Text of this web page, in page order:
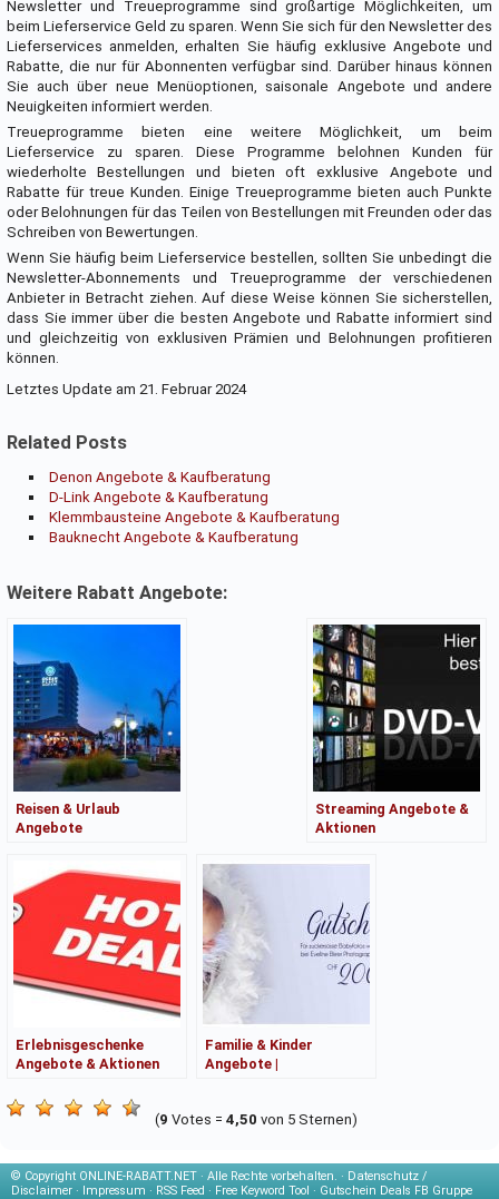
Newsletter und Treueprogramme sind großartige Möglichkeiten, um
beim Lieferservice Geld zu sparen. Wenn Sie sich für den Newsletter des
Lieferservices anmelden, erhalten Sie häufig exklusive Angebote und
Rabatte, die nur für Abonnenten verfügbar sind. Darüber hinaus können
Sie auch über neue Menüoptionen, saisonale Angebote und andere
Neuigkeiten informiert werden.
Treueprogramme bieten eine weitere Möglichkeit, um beim
Lieferservice zu sparen. Diese Programme belohnen Kunden für
wiederholte Bestellungen und bieten oft exklusive Angebote und
Rabatte für treue Kunden. Einige Treueprogramme bieten auch Punkte
oder Belohnungen für das Teilen von Bestellungen mit Freunden oder das
Schreiben von Bewertungen.
Wenn Sie häufig beim Lieferservice bestellen, sollten Sie unbedingt die
Newsletter-Abonnements und Treueprogramme der verschiedenen
Anbieter in Betracht ziehen. Auf diese Weise können Sie sicherstellen,
dass Sie immer über die besten Angebote und Rabatte informiert sind
und gleichzeitig von exklusiven Prämien und Belohnungen profitieren
können.
Letztes Update am 21. Februar 2024
Related Posts
Denon Angebote & Kaufberatung
D-Link Angebote & Kaufberatung
Klemmbausteine Angebote & Kaufberatung
Bauknecht Angebote & Kaufberatung
Weitere Rabatt Angebote:
Reisen & Urlaub
Angebote
Streaming Angebote &
Aktionen
Erlebnisgeschenke
Angebote & Aktionen
Familie & Kinder
Angebote |
(9 Votes = 4,50 von 5 Sternen)
© Copyright ONLINE-RABATT.NET · Alle Rechte vorbehalten. · Datenschutz /
Disclaimer · Impressum · RSS Feed · Free Keyword Tool · Gutschein Deals FB Gruppe